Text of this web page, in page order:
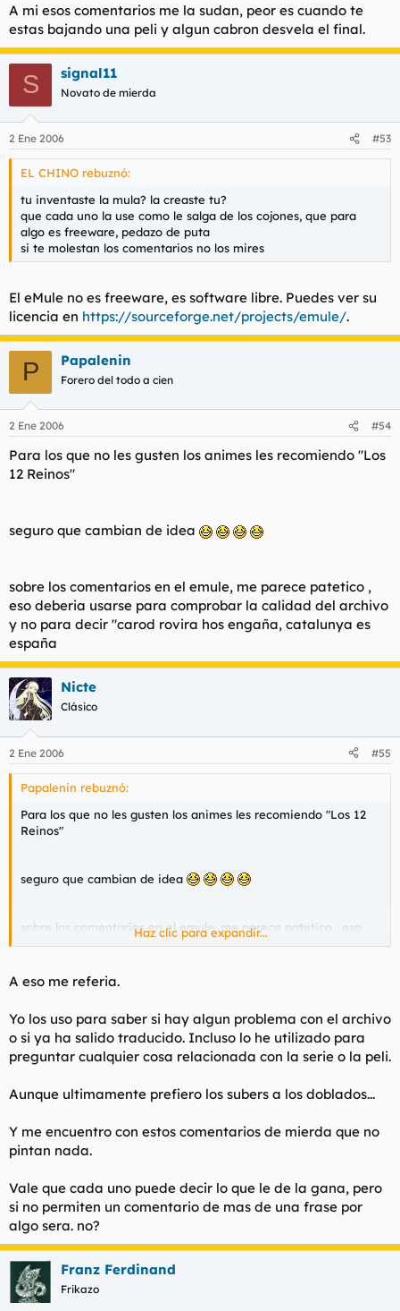
A mi esos comentarios me la sudan, peor es cuando te
estas bajando una peli y algun cabron desvela el final.
S signal11
Novato de mierda
2 Ene 2006 #53
EL CHINO rebuznó:
tu inventaste la mula? la creaste tu?
que cada uno la use como le salga de los cojones, que para
algo es freeware, pedazo de puta
si te molestan los comentarios no los mires
El eMule no es freeware, es software libre. Puedes ver su
licencia en https://sourceforge.net/projects/emule/.
P Papalenin
Forero del todo a cien
2 Ene 2006 #54
Para los que no les gusten los animes les recomiendo "Los
12 Reinos"
seguro que cambian de idea
sobre los comentarios en el emule, me parece patetico ,
eso deberia usarse para comprobar la calidad del archivo
y no para decir "carod rovira hos engaña, catalunya es
españa
Nicte
Clásico
2 Ene 2006 #55
Papalenin rebuznó:
Para los que no les gusten los animes les recomiendo "Los 12
Reinos"
seguro que cambian de idea
sobre los comentarios en el emule, me parece patetico , eso
deberia usarse para comprobar la calidad del archivo y no para
Haz clic para expandir...
A eso me referia.
Yo los uso para saber si hay algun problema con el archivo
o si ya ha salido traducido. Incluso lo he utilizado para
preguntar cualquier cosa relacionada con la serie o la peli.
Aunque ultimamente prefiero los subers a los doblados...
Y me encuentro con estos comentarios de mierda que no
pintan nada.
Vale que cada uno puede decir lo que le de la gana, pero
si no permiten un comentario de mas de una frase por
algo sera. no?
Franz Ferdinand
Frikazo